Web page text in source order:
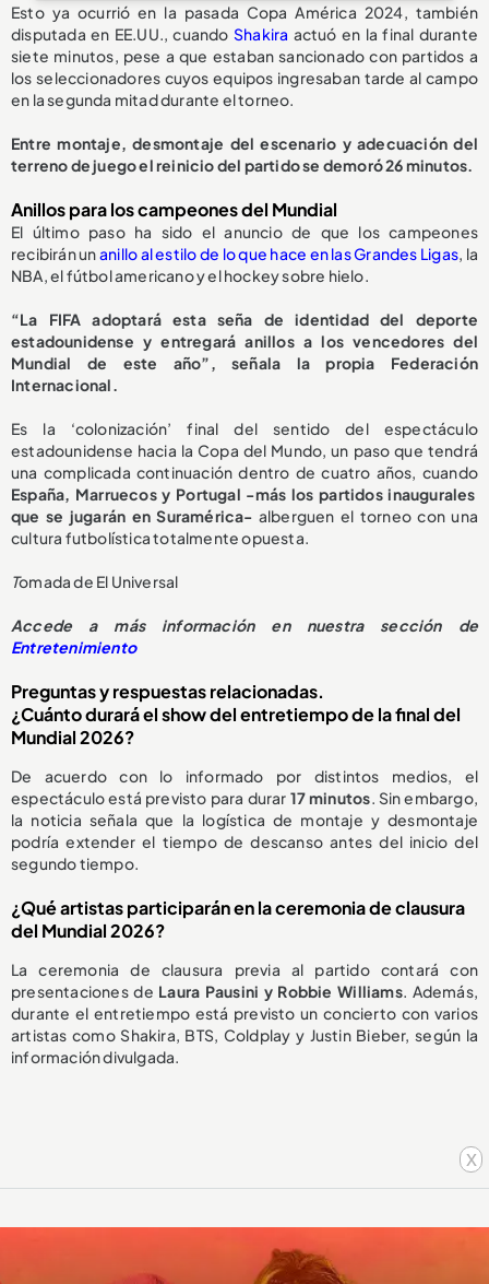
x
Esto ya ocurrió en la pasada Copa América 2024, también
disputada en EE.UU., cuando Shakira actuó en la final durante
siete minutos, pese a que estaban sancionado con partidos a
los seleccionadores cuyos equipos ingresaban tarde al campo
en la segunda mitad durante el torneo.
Entre montaje, desmontaje del escenario y adecuación del
terreno de juego el reinicio del partido se demoró 26 minutos.
Anillos para los campeones del Mundial
El último paso ha sido el anuncio de que los campeones
recibirán unanillo al estilo de lo que hace en las Grandes Ligas, la
NBA, el fútbol americano y el hockey sobre hielo.
“La FIFA adoptará esta seña de identidad del deporte
estadounidense y entregará anillos a los vencedores del
Mundial de este año”, señala la propia Federación
Internacional.
Es la ‘colonización’ final del sentido del espectáculo
estadounidense hacia la Copa del Mundo, un paso que tendrá
una complicada continuación dentro de cuatro años, cuando
España, Marruecos y Portugal -más los partidos inaugurales
que se jugarán en Suramérica- alberguen el torneo con una
cultura futbolística totalmente opuesta.
Tomada de El Universal
Accede a más información en nuestra sección de
Entretenimiento
Preguntas y respuestas relacionadas.
¿Cuánto durará el show del entretiempo de la final del
Mundial 2026?
De acuerdo con lo informado por distintos medios, el
espectáculo está previsto para durar 17 minutos. Sin embargo,
la noticia señala que la logística de montaje y desmontaje
podría extender el tiempo de descanso antes del inicio del
segundo tiempo.
¿Qué artistas participarán en la ceremonia de clausura
del Mundial 2026?
La ceremonia de clausura previa al partido contará con
presentaciones de Laura Pausini y Robbie Williams. Además,
durante el entretiempo está previsto un concierto con varios
artistas como Shakira, BTS, Coldplay y Justin Bieber, según la
información divulgada.